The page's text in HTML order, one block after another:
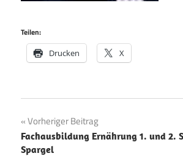
Teilen:
Drucken X
Beitragsnavigation
Vorheriger Beitrag
Fachausbildung Ernährung 1. und 2.
Spargel